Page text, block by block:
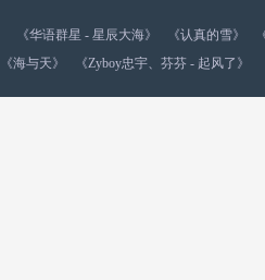
《华语群星 - 星辰大海》 《认真的雪》
《海与天》 《Zyboy忠宇、芬芬 - 起风了》